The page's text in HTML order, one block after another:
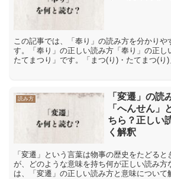
この記事では、「奉り」の読み方を分かりや
す。「奉り」の正しい読み方「奉り」の正し
たてまつり」です。「まつ(り)・たてまつ(り
読み方
「変遷」の読
「へんせん」
ちら？正しい
く解釈
「変遷」という言葉は物事の歴史をたどる
が、どのような意味を持ち何が正しい読み方
は、「変遷」の正しい読み方と意味について